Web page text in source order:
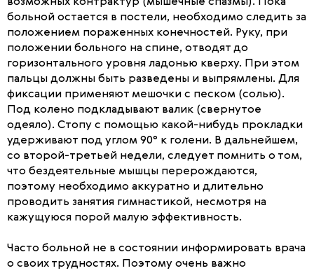
больной остается в постели, необходимо следить за
положением пораженных конечностей. Руку, при
положении больного на спине, отводят до
горизонтального уровня ладонью кверху. При этом
пальцы должны быть разведены и выпрямлены. Для
фиксации применяют мешочки с песком (солью).
Под колено подкладывают валик (свернутое
одеяло). Стопу с помощью какой-нибудь прокладки
удерживают под углом 90° к голени. В дальнейшем,
со второй-третьей недели, следует помнить о том,
что бездеятельные мышцы перерождаются,
поэтому необходимо аккуратно и длительно
проводить занятия гимнастикой, несмотря на
кажущуюся порой малую эффективность.
Часто больной не в состоянии информировать врача
о своих трудностях. Поэтому очень важно